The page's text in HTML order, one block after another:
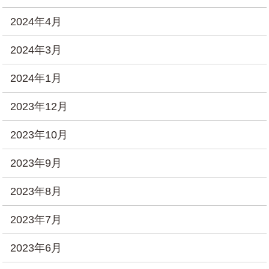
2024年4月
2024年3月
2024年1月
2023年12月
2023年10月
2023年9月
2023年8月
2023年7月
2023年6月